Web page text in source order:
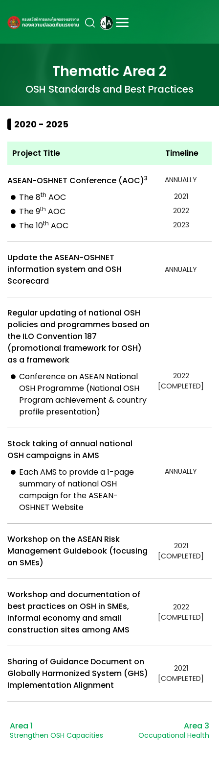
Thematic Area 2
OSH Standards and Best Practices
2020 - 2025
Project Title Timeline
ASEAN-OSHNET Conference (AOC)3 ANNUALLY
The 8th AOC 2021
The 9th AOC 2022
The 10th AOC 2023
Update the ASEAN-OSHNET
information system and OSH
Scorecard
ANNUALLY
Regular updating of national OSH
policies and programmes based on
the ILO Convention 187
(promotional framework for OSH)
as a framework
Conference on ASEAN National
OSH Programme (National OSH
Program achievement & country
profile presentation)
2022
[COMPLETED]
Stock taking of annual national
OSH campaigns in AMS
Each AMS to provide a 1-page
summary of national OSH
campaign for the ASEAN-
OSHNET Website
ANNUALLY
Workshop on the ASEAN Risk
Management Guidebook (focusing
on SMEs)
2021
[COMPLETED]
Workshop and documentation of
best practices on OSH in SMEs,
informal economy and small
construction sites among AMS
2022
[COMPLETED]
Sharing of Guidance Document on
Globally Harmonized System (GHS)
Implementation Alignment
2021
[COMPLETED]
Area 1
Strengthen OSH Capacities
Area 3
Occupational Health